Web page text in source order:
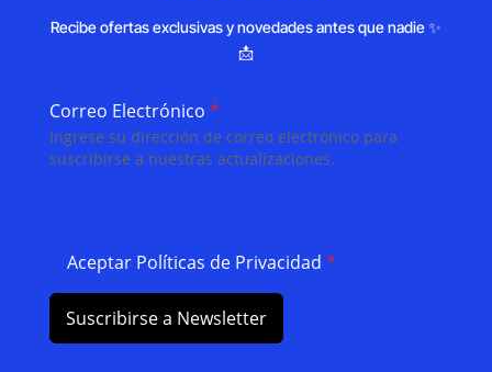
Recibe ofertas exclusivas y novedades antes que nadie ✨
📩
Correo Electrónico *
Ingrese su dirección de correo electrónico para
suscribirse a nuestras actualizaciones.
Aceptar Políticas de Privacidad *
Suscribirse a Newsletter